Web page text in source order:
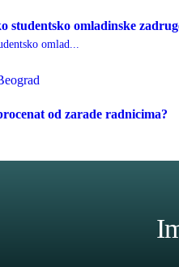
studentsko omladinske
omlad...
od zarade radnicima?